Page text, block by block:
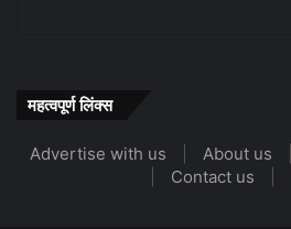
महत्वपूर्ण लिंक्स
Advertise with us About us
Contact us